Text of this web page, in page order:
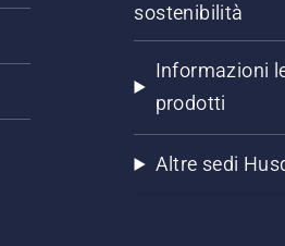
sostenibilità
Informazioni
prodotti
Altre sedi